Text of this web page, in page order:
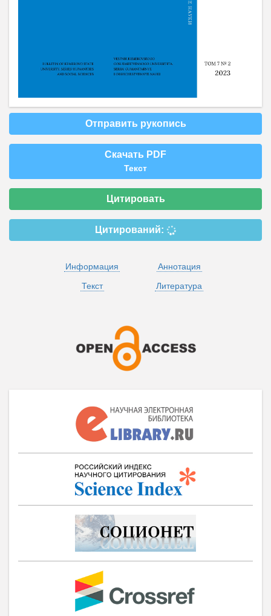
Отправить рукопись
Скачать PDF
Текст
Цитировать
Цитирований:
Информация
Аннотация
Текст
Литература